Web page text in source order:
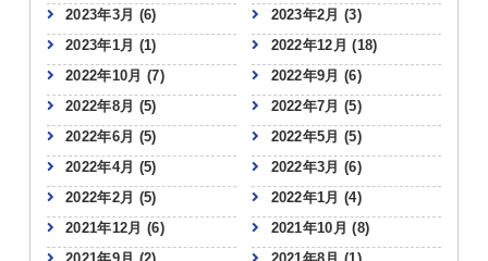
2023年3月 (6) 2023年2月 (3)
2023年1月 (1) 2022年12月 (18)
2022年10月 (7) 2022年9月 (6)
2022年8月 (5) 2022年7月 (5)
2022年6月 (5) 2022年5月 (5)
2022年4月 (5) 2022年3月 (6)
2022年2月 (5) 2022年1月 (4)
2021年12月 (6) 2021年10月 (8)